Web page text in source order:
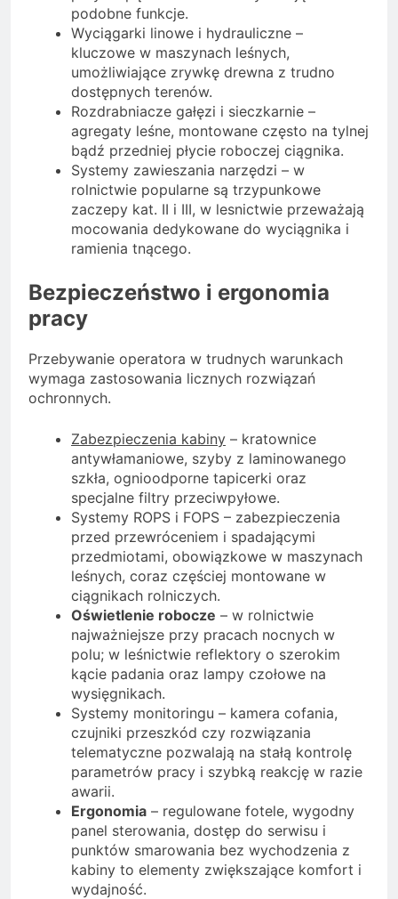
podobne funkcje.
Wyciągarki linowe i hydrauliczne –
kluczowe w maszynach leśnych,
umożliwiające zrywkę drewna z trudno
dostępnych terenów.
Rozdrabniacze gałęzi i sieczkarnie –
agregaty leśne, montowane często na tylnej
bądź przedniej płycie roboczej ciągnika.
Systemy zawieszania narzędzi – w
rolnictwie popularne są trzypunkowe
zaczepy kat. II i III, w lesnictwie przeważają
mocowania dedykowane do wyciągnika i
ramienia tnącego.
Bezpieczeństwo i ergonomia
pracy
Przebywanie operatora w trudnych warunkach
wymaga zastosowania licznych rozwiązań
ochronnych.
Zabezpieczenia kabiny – kratownice
antywłamaniowe, szyby z laminowanego
szkła, ognioodporne tapicerki oraz
specjalne filtry przeciwpyłowe.
Systemy ROPS i FOPS – zabezpieczenia
przed przewróceniem i spadającymi
przedmiotami, obowiązkowe w maszynach
leśnych, coraz częściej montowane w
ciągnikach rolniczych.
Oświetlenie robocze – w rolnictwie
najważniejsze przy pracach nocnych w
polu; w leśnictwie reflektory o szerokim
kącie padania oraz lampy czołowe na
wysięgnikach.
Systemy monitoringu – kamera cofania,
czujniki przeszkód czy rozwiązania
telematyczne pozwalają na stałą kontrolę
parametrów pracy i szybką reakcję w razie
awarii.
Ergonomia – regulowane fotele, wygodny
panel sterowania, dostęp do serwisu i
punktów smarowania bez wychodzenia z
kabiny to elementy zwiększające komfort i
wydajność.